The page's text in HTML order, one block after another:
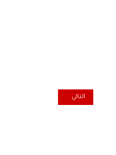
المقال التالي: سبعون عاماً على
التالي